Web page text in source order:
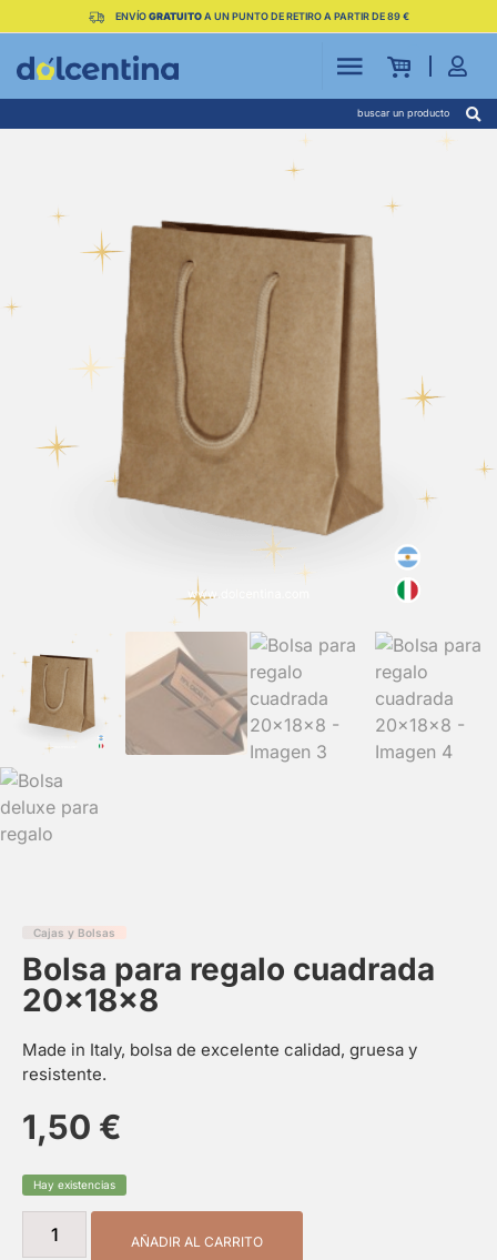
ENVÍOGRATUITOA UN PUNTO DE RETIRO A PARTIR DE 89 €
buscar un producto
Cajas y Bolsas
Bolsa para regalo cuadrada
20x18x8
Made in Italy, bolsa de excelente calidad, gruesa y
resistente.
1,50 €
Hay existencias
AÑADIR AL CARRITO